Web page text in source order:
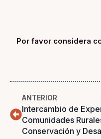
Por favor considera
ANTERIOR
Intercambio de
Comunidades
Conservación y